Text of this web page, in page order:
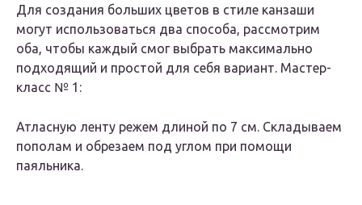
Для создания больших цветов в стиле канзаши
могут использоваться два способа, рассмотрим
оба, чтобы каждый смог выбрать максимально
подходящий и простой для себя вариант. Мастер-
класс № 1:
Атласную ленту режем длиной по 7 см. Складываем
пополам и обрезаем под углом при помощи
паяльника.